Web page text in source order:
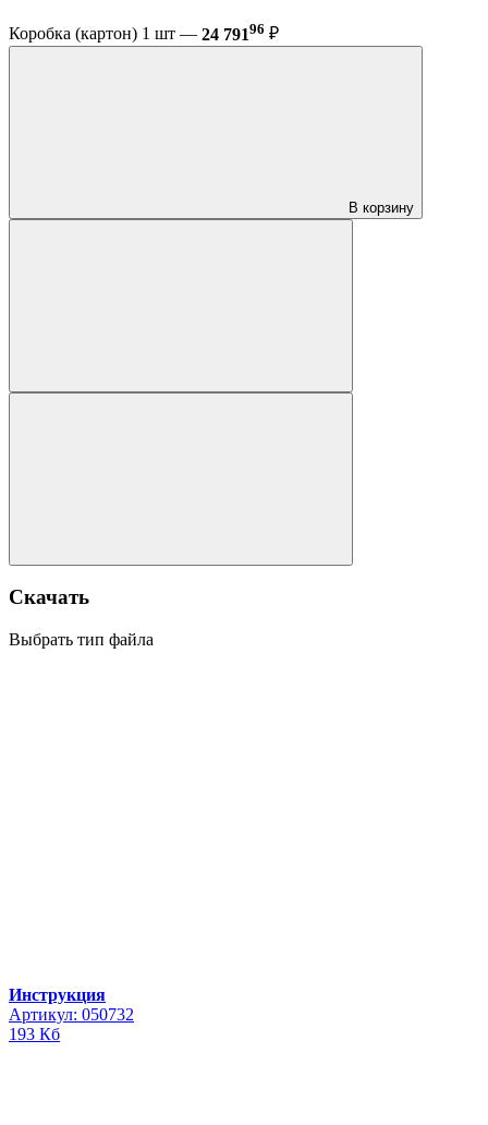
Коробка (картон) 1 шт — 24 79196 ₽
В корзину
Скачать
Выбрать тип файла
Инструкция
Артикул: 050732
193 Кб